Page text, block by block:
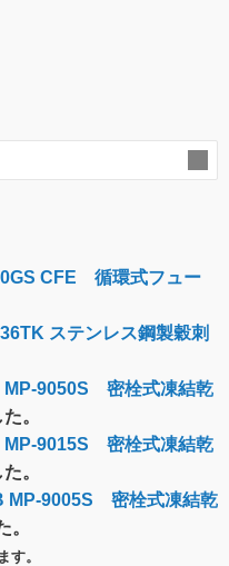
CFE 循環式フュー
ステンレス鋼製穀刺
MP-9050S 密栓式凍結乾
。
MP-9015S 密栓式凍結乾
。
MP-9005S 密栓式凍結乾
。
す。